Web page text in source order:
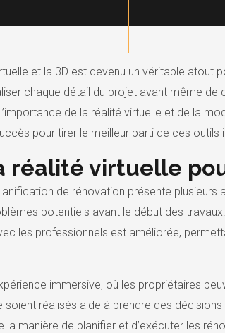
et la 3D est devenu un véritable atout
chaque détail du projet avant même
de la réalité virtuelle et de la
pour tirer le meilleur parti de ces outils
réalité virtuelle
de rénovation présente
potentiels avant le début des
les professionnels est améliorée,
immersive, où les propriétaires
soient réalisés aide à prendre des
la manière de planifier et d’exécuter les